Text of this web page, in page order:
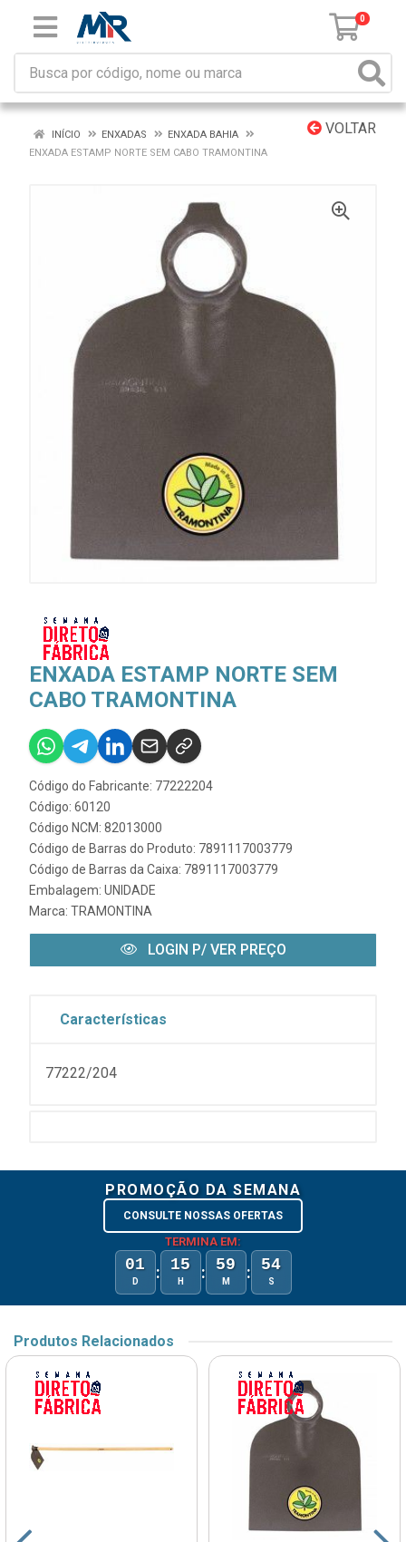
0
VOLTAR
INÍCIO ENXADAS
ENXADA BAHIA
ENXADA ESTAMP NORTE SEM CABO TRAMONTINA
ENXADA ESTAMP NORTE SEM
CABO TRAMONTINA
Código do Fabricante: 77222204
Código: 60120
Código NCM: 82013000
Código de Barras do Produto: 7891117003779
Código de Barras da Caixa: 7891117003779
Embalagem: UNIDADE
Marca: TRAMONTINA
LOGIN P/ VER PREÇO
Características
77222/204
PROMOÇÃO DA SEMANA
CONSULTE NOSSAS OFERTAS
TERMINA EM:
01
D : 15
H : 59
M : 54
S
Produtos Relacionados